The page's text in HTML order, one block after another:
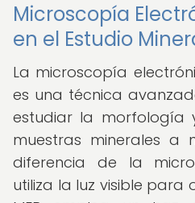
Microscopía
en el Estudio
La microscopía
es una técnica
estudiar la morfología
muestras minerales a
diferencia de la
utiliza la luz visible para